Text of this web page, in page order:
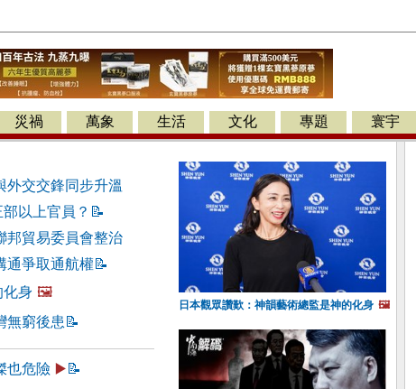
災禍 萬象 生活 文化 專題 寰宇
外交交鋒同步升溫
以上官員？ 📝
邦貿易委員會整治
通爭取通航權📝
化身 🖼️
無窮後患 📝
也危險 ▶️ 📝
日本觀眾讚歎：神韻藝術總監是神的化身 🖼️